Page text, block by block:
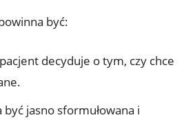
być:
decyduje o tym, czy chce
być jasno sformułowana i